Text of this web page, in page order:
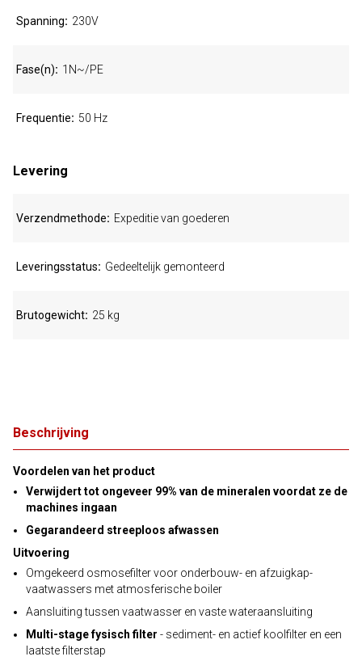
Beschrijving
Voordelen van het product
Verwijdert tot ongeveer 99% van de mineralen voordat ze de
machines ingaan
Gegarandeerd streeploos afwassen
Uitvoering
Omgekeerd osmosefilter voor onderbouw- en afzuigkap-
vaatwassers met atmosferische boiler
Aansluiting tussen vaatwasser en vaste wateraansluiting
Multi-stage fysisch filter - sediment- en actief koolfilter en een
laatste filterstap
Spanning 230V
Fase(n) 1N~/PE
Frequentie 50 Hz
Levering
Verzendmethode Expeditie van goederen
Leveringsstatus Gedeeltelijk gemonteerd
Brutogewicht 25 kg